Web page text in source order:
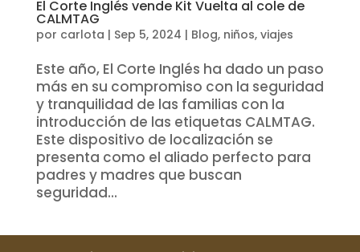
El Corte Inglés vende Kit Vuelta al cole de
CALMTAG
por carlota | Sep 5, 2024 | Blog, niños, viajes
Este año, El Corte Inglés ha dado un paso
más en su compromiso con la seguridad
y tranquilidad de las familias con la
introducción de las etiquetas CALMTAG.
Este dispositivo de localización se
presenta como el aliado perfecto para
padres y madres que buscan
seguridad...